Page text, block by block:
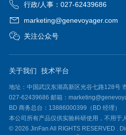
行政/人事：027-62439686
marketing@genevoyager.com
关注公众号
关于我们 技术平台
地址：中国武汉东湖高新区光谷七路128号
027-62439686 邮箱：
BD 商务总台：13886000399（BD 经理）
本公司所有产品仅供实验科研使用，不用于
© 2026 JinFan All RIGHTS RESERVED .